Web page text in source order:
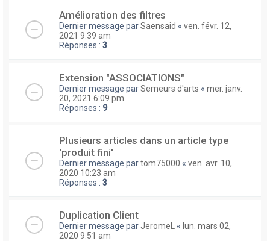
Amélioration des filtres
Dernier message parSaensaid « ven. févr. 12,
2021 9:39 am
Réponses : 3
Extension "ASSOCIATIONS"
Dernier message parSemeurs d'arts « mer. janv.
20, 2021 6:09 pm
Réponses : 9
Plusieurs articles dans un article type
'produit fini'
Dernier message partom75000 « ven. avr. 10,
2020 10:23 am
Réponses : 3
Duplication Client
Dernier message par JeromeL « lun. mars 02,
2020 9:51 am